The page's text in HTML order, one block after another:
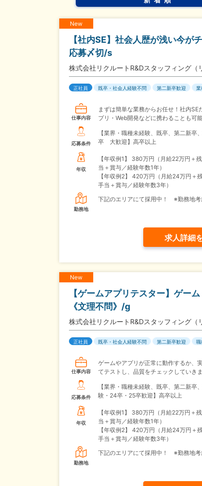
New
【社内SE】社会人歴が浅い今
応募〆切/s
株式会社リクルートR&Dスタッフィング（
正社員 既卒・社会人経験不問 第二新卒歓迎 業
仕事内容
まずは簡単な業務からお任せ！社内SE
プリ・Web開発などに携わることも可能
応募条件
【業界・職種未経験、既卒、第二新卒
卒 大歓迎】高卒以上
年収
【年収例1】
380万円（月給22万円＋
当＋賞与／経験年数1年）
【年収例2】
420万円（月給24万円＋
手当＋賞与／経験年数3年）
勤務地
下記のエリアにて採用中！ ※勤務地考
求人詳細
New
【ゲームアプリテスター】ゲー
《文理不問》/g
株式会社リクルートR&Dスタッフィング（
正社員 既卒・社会人経験不問 第二新卒歓迎 職
仕事内容
ゲームやアプリが正常に動作するか、
てテストし、品質をチェックしていきま
応募条件
【業界・職種未経験、既卒、第二新卒
験・24卒・25卒歓迎】高卒以上
年収
【年収例1】
380万円（月給22万円＋
当＋賞与／経験年数1年）
【年収例2】
420万円（月給24万円＋
手当＋賞与／経験年数3年）
勤務地
下記のエリアにて採用中！ ※勤務地考